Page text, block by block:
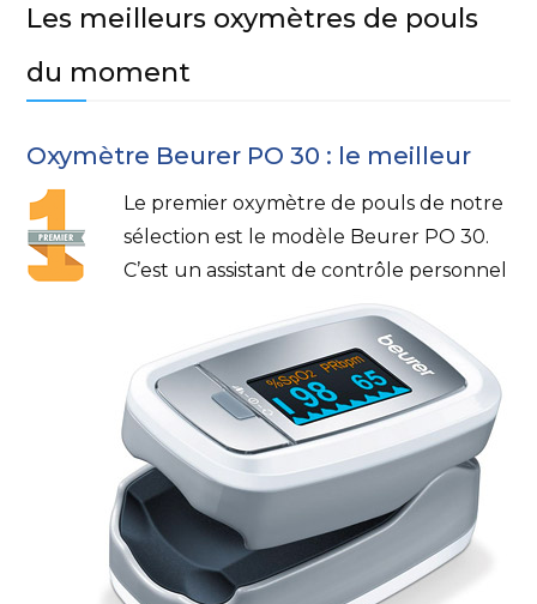
Les meilleurs oxymètres de pouls
du moment
Oxymètre Beurer PO 30 : le meilleur
Le premier oxymètre de pouls de notre
sélection est le modèle Beurer PO 30.
C’est un assistant de contrôle personnel